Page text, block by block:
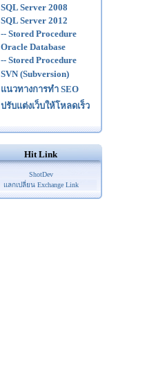
SQL Server 2008
SQL Server 2012
-- Stored Procedure
Oracle Database
-- Stored Procedure
SVN (Subversion)
แนวทางการทำ SEO
ปรับแต่งเว็บให้โหลดเร็ว
Hit Link
ShotDev
แลกเปลี่ยน Exchange Link